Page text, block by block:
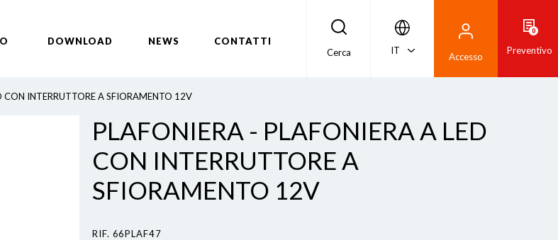
DOWNLOAD NEWS
CONTATTI
Cerca
IT
Accesso
0
Preventivo
CON INTERRUTTORE A SFIORAMENTO 12V
PLAFONIERA - PLAFONIERA A LED
CON INTERRUTTORE A
SFIORAMENTO 12V
RIF. 66PLAF47